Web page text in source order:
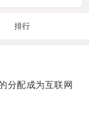
排行
配成为互联网